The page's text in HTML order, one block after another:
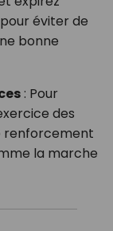
éviter de
bonne
: Pour
des
renforcement
la marche